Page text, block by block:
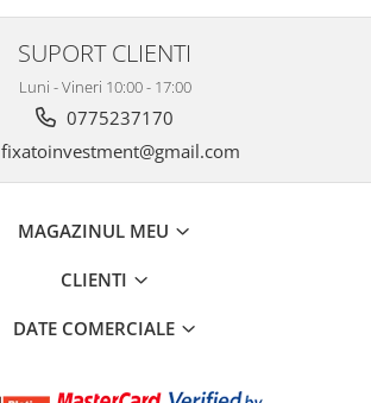
SUPORT CLIENTI
Luni - Vineri 10:00 - 17:00
0775237170
fixatoinvestment@gmail.com
MAGAZINUL MEU
CLIENTI
DATE COMERCIALE